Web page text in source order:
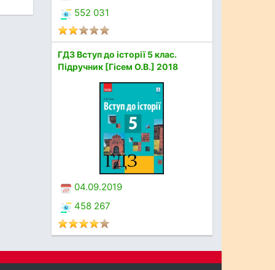
552 031
ГДЗ Вступ до історії 5 клас.
Підручник [Гісем О.В.] 2018
04.09.2019
458 267